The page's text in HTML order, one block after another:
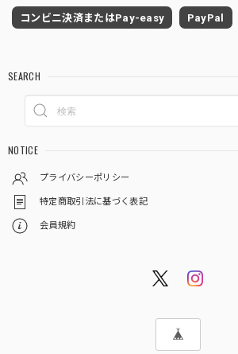
コンビニ決済またはPay-easy PayPal
SEARCH
NOTICE
プライバシーポリシー
特定商取引法に基づく表記
会員規約